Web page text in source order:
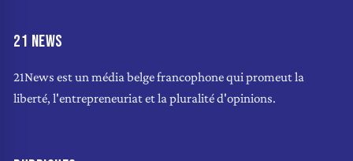
21 NEWS
21News est un média belge francophone qui promeut la
liberté, l'entrepreneuriat et la pluralité d'opinions.